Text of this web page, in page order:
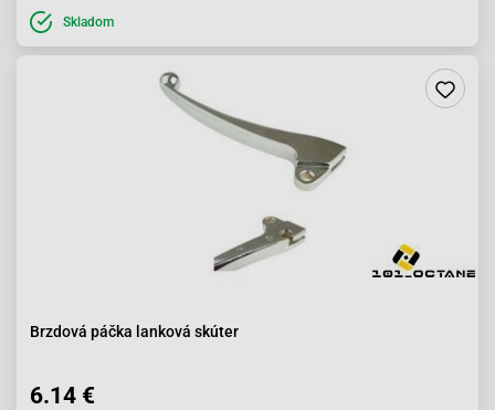
Skladom
Brzdová páčka lanková skúter
6.14 €